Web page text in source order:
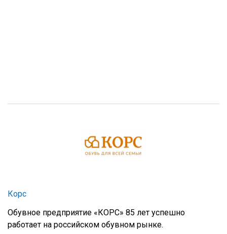
Корс
Обувное предприятие «КОРС» 85 лет успешно
работает на российском обувном рынке.